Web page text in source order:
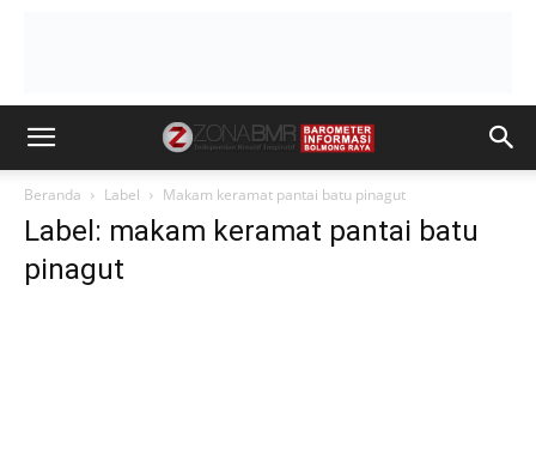
Beranda Label Makam keramat pantai batu pinagut
Label: makam keramat pantai batu
pinagut